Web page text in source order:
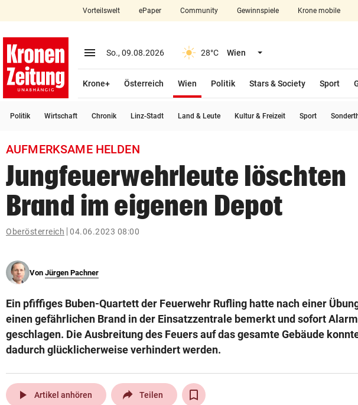
closeSchließen
account_circle Anmelden
arrow_right
search
Suchbegriff
eingeben
© Krone Multimedia GmbH & Co KG 2026
Vorteilswelt ePaper Community Gewinnspiele Krone mobile
menu Menü aufklappen
So., 09.08.2026 28°C Wien Menü aufklappen
Krone+ Österreich Wien
Politik
Stars & Society Sport
Politik Wirtschaft Chronik Linz-Stadt Land & Leute Kultur & Freizeit Sport
AUFMERKSAME HELDEN
Jungfeuerwehrleute löschten
Brand im eigenen Depot
Oberösterreich 04.06.2023 08:00
Von Jürgen Pachner
Ein pfiffiges Buben-Quartett der Feuerwehr Rufling hatte nach einer
einen gefährlichen Brand in der Einsatzzentrale bemerkt und sofort Alarm
geschlagen. Die Ausbreitung des Feuers auf das gesamte Gebäude
dadurch glücklicherweise verhindert werden.
play_arrow Artikel anhören Teilen